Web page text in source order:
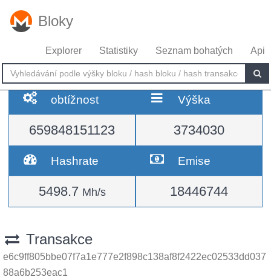
Bloky
Explorer Statistiky Seznam bohatých Api
obtížnost
659848151123
Výška
3734030
Hashrate
5498.7 Mh/s
Emise
18446744
Transakce
e6c9ff805bbe07f7a1e777e2f898c138af8f2422ec02533dd037
88a6b253eac1